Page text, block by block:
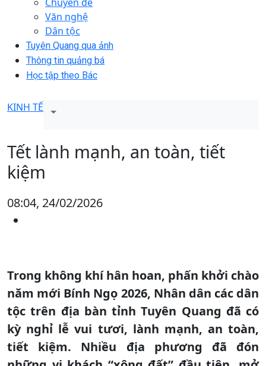
Văn nghệ
Dân tộc
Tuyên Quang qua ảnh
Thông tin quảng bá
Học tập theo Bác
KINH TẾ
Tết lành mạnh, an toàn, tiết
kiệm
08:04, 24/02/2026
Trong không khí hân hoan, phấn khởi chào
năm mới Bính Ngọ 2026, Nhân dân các dân
tộc trên địa bàn tỉnh Tuyên Quang đã có
kỳ nghỉ lễ vui tươi, lành mạnh, an toàn,
tiết kiệm. Nhiều địa phương đã đón